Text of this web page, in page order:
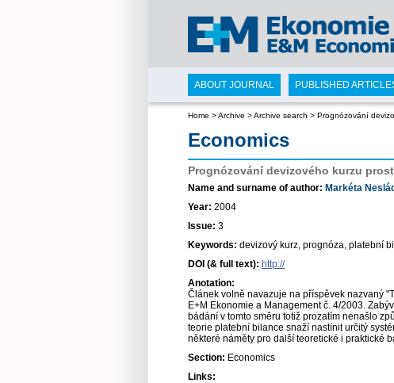
Home >Archive >Archive search > Prognózování
Economics
Prognózování devizového kurzu
Name and surname of author: Markéta
Year: 2004
Issue: 3
Keywords: devizový kurz, prognóza, platební
DOI (& full text): http://
Anotation:
Článek volně navazuje na příspěvek nazvaný
E+M Ekonomie a Management č. 4/2003.
bádání v tomto směru totiž prozatím nenašlo
teorie platební bilance snaží nastínit určitý
některé náměty pro další teoretické i praktické
Section: Economics
Links:
ABOUT JOURNAL PUBLISHED